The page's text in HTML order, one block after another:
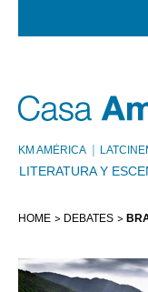
KM AMÈRICA
LITERATURA Y
HOME DEBATES